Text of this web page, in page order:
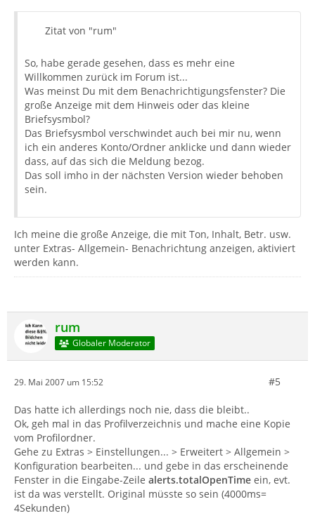
Zitat von "rum"
So, habe gerade gesehen, dass es mehr eine
Willkommen zurück im Forum ist...
Was meinst Du mit dem Benachrichtigungsfenster? Die
große Anzeige mit dem Hinweis oder das kleine
Briefsysmbol?
Das Briefsysmbol verschwindet auch bei mir nu, wenn
ich ein anderes Konto/Ordner anklicke und dann wieder
dass, auf das sich die Meldung bezog.
Das soll imho in der nächsten Version wieder behoben
sein.
Ich meine die große Anzeige, die mit Ton, Inhalt, Betr. usw.
unter Extras- Allgemein- Benachrichtung anzeigen, aktiviert
werden kann.
rum
Globaler Moderator
29. Mai 2007 um 15:52 #5
Das hatte ich allerdings noch nie, dass die bleibt..
Ok, geh mal in das Profilverzeichnis und mache eine Kopie
vom Profilordner.
Gehe zu Extras > Einstellungen... > Erweitert > Allgemein >
Konfiguration bearbeiten... und gebe in das erscheinende
Fenster in die Eingabe-Zeile alerts.totalOpenTime ein, evt.
ist da was verstellt. Original müsste so sein (4000ms=
4Sekunden)